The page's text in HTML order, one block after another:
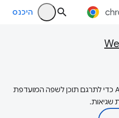
היכנס
‫Google משתמשת בטכנולוגיית AI כדי לתרגם תוכן לשפה המועדפת
שגיאות.